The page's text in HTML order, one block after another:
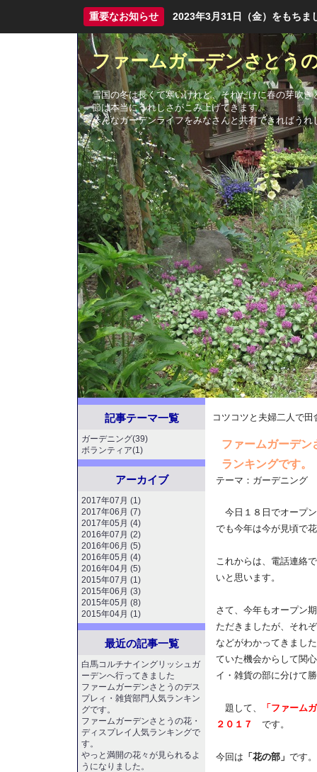
重要なお知らせ 2023年3月31日（金）をもちま
ファームガーデンさとう
雪国の冬は長くて寒いけれど、それだけに春の芽吹き
節は本当にうれしさがこみ上げてきます。
そんなガーデンライフをみなさんと共有できればうれ
コツコツと夫婦二人で
ファームガーデン
ランキングです。
テーマ： ガーデニング
今日１８日でオープ
でも今年は今が見頃で
これからは、電話連絡
いと思います。
さて、今年もオープン
ただきましたが、それ
などがわかってきまし
ていた機会からして関
イ・雑貨の部に分けて
題して、
「ファーム
２０１７
です。
今回は 「花の部」 です。
記事テーマ一覧
ガーデニング(39)
ボランティア(1)
アーカイブ
2017年07月 (1)
2017年06月 (7)
2017年05月 (4)
2016年07月 (2)
2016年06月 (5)
2016年05月 (4)
2016年04月 (5)
2015年07月 (1)
2015年06月 (3)
2015年05月 (8)
2015年04月 (1)
最近の記事一覧
白馬コルチナイングリッシュガ
ーデンへ行ってきました
ファームガーデンさとうのデス
プレィ・雑貨部門人気ランキン
グです。
ファームガーデンさとうの花・
ディスプレイ人気ランキングで
す。
やっと満開の花々が見られるよ
うになりました。